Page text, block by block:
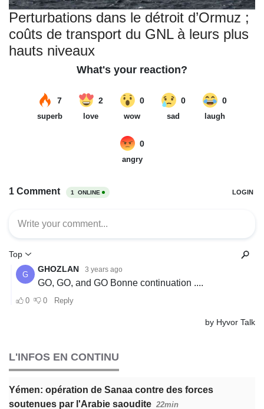
Perturbations dans le détroit d’Ormuz ;
coûts de transport du GNL à leurs plus
hauts niveaux
L'INFOS EN CONTINU
Yémen: opération de Sanaa contre des forces
soutenues par l'Arabie saoudite 22min